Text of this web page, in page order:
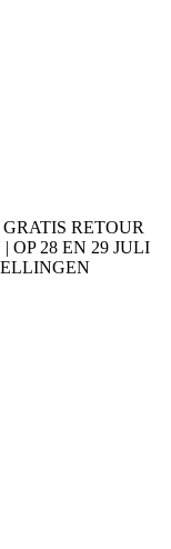
RETOUR
OP 28 EN 29 JULI